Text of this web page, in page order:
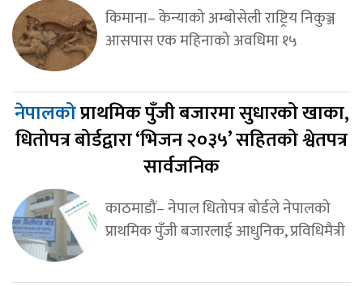
किमाना– केन्याको अम्बोसेली राष्ट्रिय निकुञ्ज
आसपास एक महिनाको अवधिमा १५
नेपालकोप्राथमिक पुँजी बजारमा सुधारको खाका,
धितोपत्र बोर्डद्वारा ‘भिजन २०३५’ सहितको श्वेतपत्र
सार्वजनिक
काठमाडौं– नेपाल धितोपत्र बोर्डले नेपालको
प्राथमिक पुँजी बजारलाई आधुनिक, प्रविधिमैत्री